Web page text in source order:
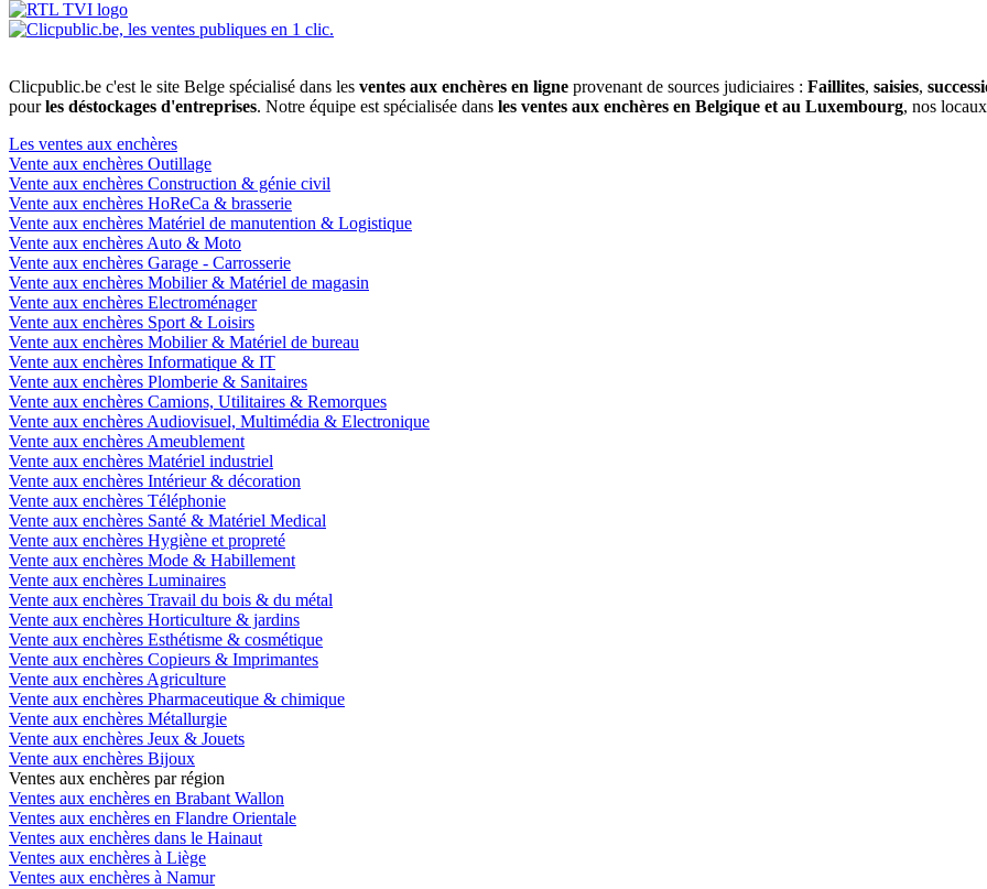
Clicpublic.be c'est le site Belge spécialisé dans les ventes aux enchères en ligne provenant de sources judiciaires : Faillites, saisies,
pourles déstockages d'entreprises. Notre équipe est spécialisée dans les ventes aux enchères en Belgique et au Luxembourg, nos
Les ventes aux enchères
Vente aux enchères Outillage
Vente aux enchères Construction & génie civil
Vente aux enchères HoReCa & brasserie
Vente aux enchères Matériel de manutention & Logistique
Vente aux enchères Auto & Moto
Vente aux enchères Garage - Carrosserie
Vente aux enchères Mobilier & Matériel de magasin
Vente aux enchères Electroménager
Vente aux enchères Sport & Loisirs
Vente aux enchères Mobilier & Matériel de bureau
Vente aux enchères Informatique & IT
Vente aux enchères Plomberie & Sanitaires
Vente aux enchères Camions, Utilitaires & Remorques
Vente aux enchères Audiovisuel, Multimédia & Electronique
Vente aux enchères Ameublement
Vente aux enchères Matériel industriel
Vente aux enchères Intérieur & décoration
Vente aux enchères Téléphonie
Vente aux enchères Santé & Matériel Medical
Vente aux enchères Hygiène et propreté
Vente aux enchères Mode & Habillement
Vente aux enchères Luminaires
Vente aux enchères Travail du bois & du métal
Vente aux enchères Horticulture & jardins
Vente aux enchères Esthétisme & cosmétique
Vente aux enchères Copieurs & Imprimantes
Vente aux enchères Agriculture
Vente aux enchères Pharmaceutique & chimique
Vente aux enchères Métallurgie
Vente aux enchères Jeux & Jouets
Vente aux enchères Bijoux
Ventes aux enchères par région
Ventes aux enchères en Brabant Wallon
Ventes aux enchères en Flandre Orientale
Ventes aux enchères dans le Hainaut
Ventes aux enchères à Liège
Ventes aux enchères à Namur